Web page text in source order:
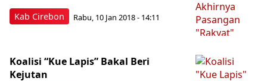
Kab Cirebon Rabu, 10 Jan 2018 - 14:11
Koalisi “Kue Lapis” Bakal Beri
Kejutan